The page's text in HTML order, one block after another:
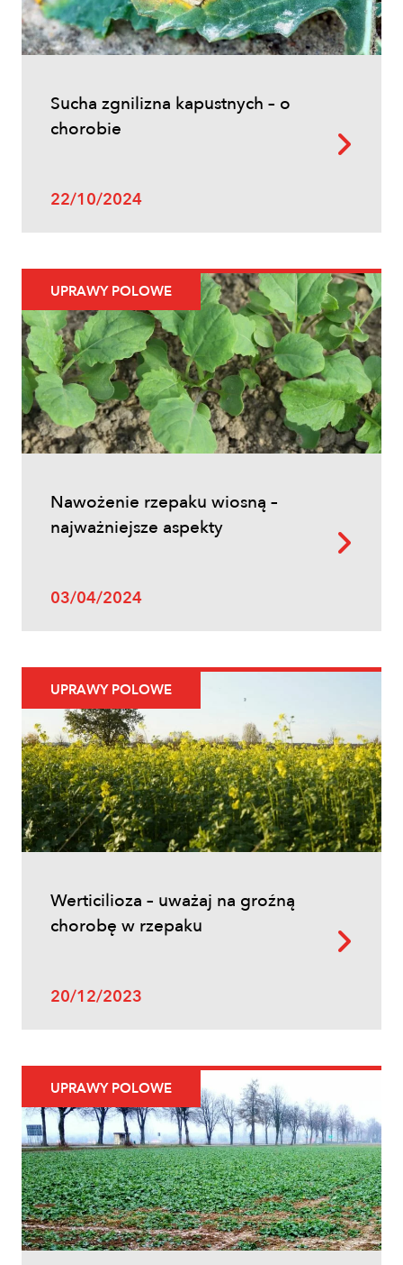
Sucha zgnilizna kapustnych – o
chorobie
22/10/2024
UPRAWY POLOWE
Nawożenie rzepaku wiosną –
najważniejsze aspekty
03/04/2024
UPRAWY POLOWE
Werticilioza – uważaj na groźną
chorobę w rzepaku
20/12/2023
UPRAWY POLOWE